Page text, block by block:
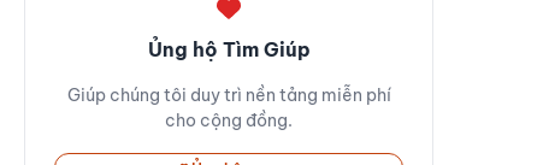
Ủng hộ Tìm Giúp
Giúp chúng tôi duy trì nền tảng miễn phí
cho cộng đồng.